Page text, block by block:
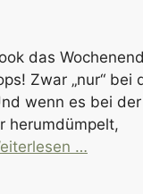
das
Zwar „nur“ bei
wenn es bei der
herumdümpelt,
…